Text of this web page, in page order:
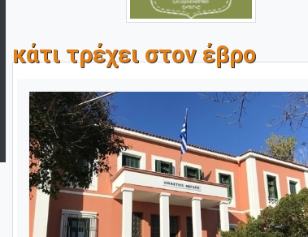
κάτι τρέχει στον έβρο